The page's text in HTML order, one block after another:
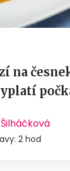
na
2 hod